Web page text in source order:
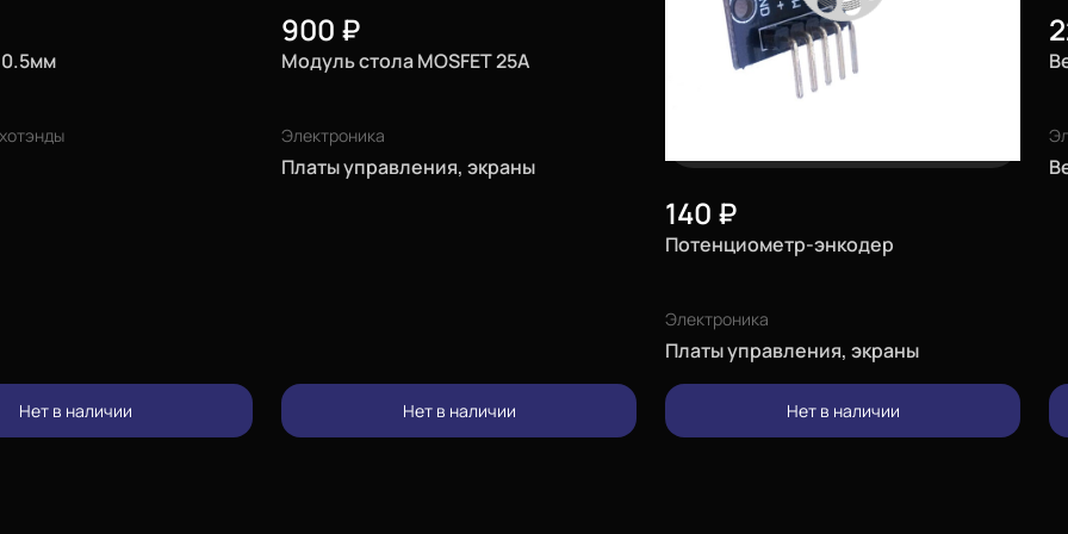
Нет в наличии
900 ₽
Модуль стола MOSFET 25А
Электроника
Платы управления, экраны
Нет в наличии
140 ₽
Потенциометр-энкодер
Электроника
Платы управления, экраны
Нет в наличии
позвонить